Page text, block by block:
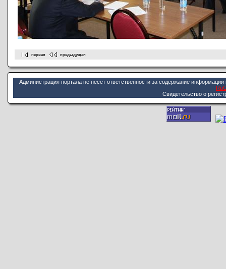
первая предыдущая
Администрация портала не несет ответственности за содержание
Cвидетельство о